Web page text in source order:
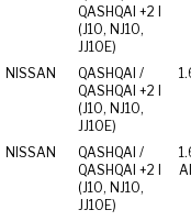
QASHQAI +2 I
(J10, NJ10,
JJ10E)
NISSAN
QASHQAI /
QASHQAI +2 I
(J10, NJ10,
JJ10E)
NISSAN
QASHQAI /
QASHQAI +2 I
(J10, NJ10,
JJ10E)